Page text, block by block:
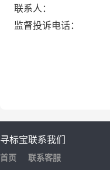
联系人：
监督投诉电话：
寻标宝
首页
联系我们
联系客服